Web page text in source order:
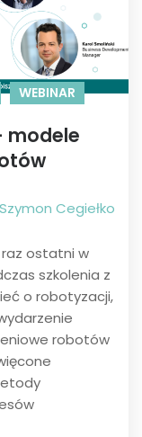
WEBINAR
modele
Szymon Cegiełko
ostatni w
szkolenia z
o robotyzacji,
robotów